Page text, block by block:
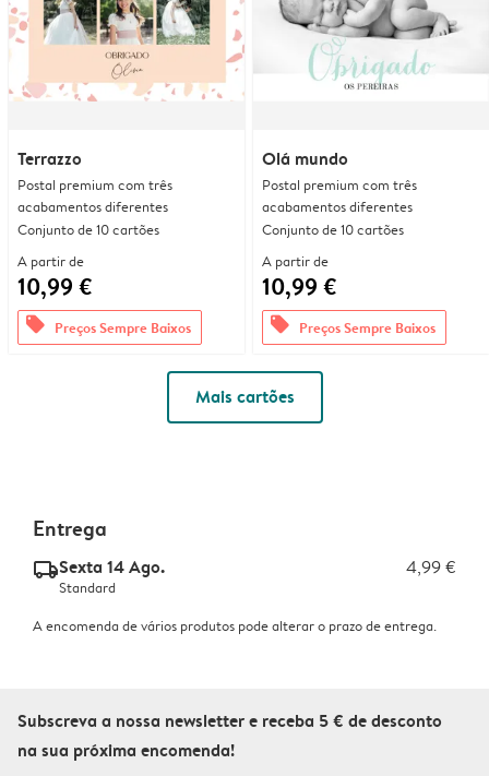
Terrazzo
Postal premium com três
acabamentos diferentes
Conjunto de 10 cartões
A partir de
10,99 €
offers Preços Sempre Baixos
Olá mundo
Postal premium com três
acabamentos diferentes
Conjunto de 10 cartões
A partir de
10,99 €
offers Preços Sempre Baixos
Mais cartões
Entrega
delivery_standard_v2Sexta 14 Ago. 4,99 €
Standard
A encomenda de vários produtos pode alterar o prazo de entrega.
Subscreva a nossa newsletter e receba 5 € de desconto
na sua próxima encomenda!